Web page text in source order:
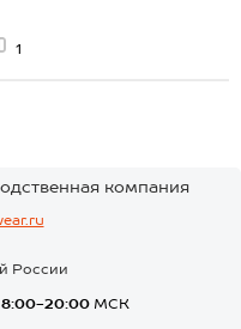
1
компания
России
8:00-20:00 МСК